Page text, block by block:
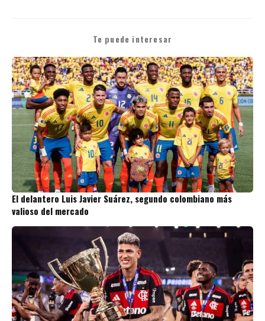
Te puede interesar
El delantero Luis Javier Suárez, segundo colombiano más
valioso del mercado